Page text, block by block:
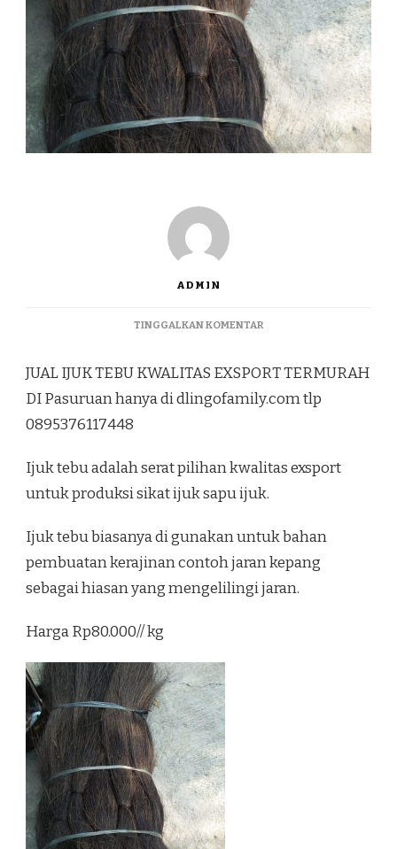
ADMIN
TINGGALKAN KOMENTARPADA
TEBU
KWALITAS
EXSPORT
PASURUAN
JUAL IJUK TEBU KWALITAS EXSPORT TERMURAH
DI Pasuruan hanya di dlingofamily.com tlp
0895376117448
Ijuk tebu adalah serat pilihan kwalitas exsport
untuk produksi sikat ijuk sapu ijuk.
Ijuk tebu biasanya di gunakan untuk bahan
pembuatan kerajinan contoh jaran kepang
sebagai hiasan yang mengelilingi jaran.
Harga Rp80.000// kg